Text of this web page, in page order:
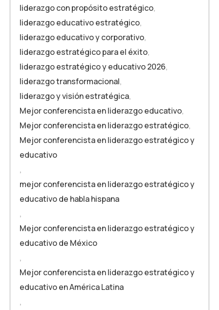
liderazgo con propósito estratégico,
liderazgo educativo estratégico,
liderazgo educativo y corporativo,
liderazgo estratégico para el éxito,
liderazgo estratégico y educativo 2026,
liderazgo transformacional,
liderazgo y visión estratégica,
Mejor conferencista en liderazgo educativo,
Mejor conferencista en liderazgo estratégico,
Mejor conferencista en liderazgo estratégico y
educativo
,
mejor conferencista en liderazgo estratégico y
educativo de habla hispana
,
Mejor conferencista en liderazgo estratégico y
educativo de México
,
Mejor conferencista en liderazgo estratégico y
educativo en América Latina
,